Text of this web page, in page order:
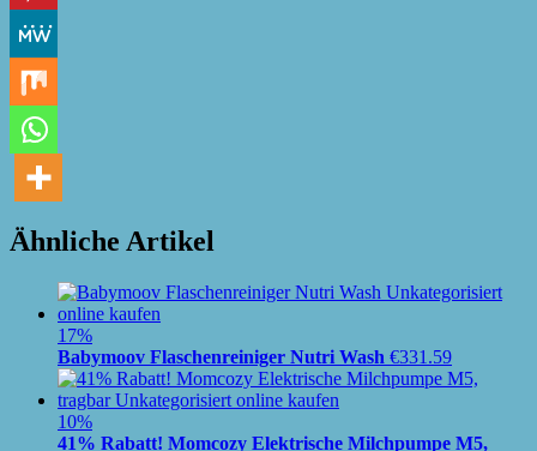
Ähnliche Artikel
17%
Babymoov Flaschenreiniger Nutri Wash €331.59
10%
41% Rabatt! Momcozy Elektrische Milchpumpe M5,